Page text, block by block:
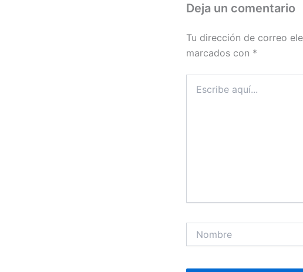
Deja un comentario
Tu dirección de correo
marcados con *
aquí...